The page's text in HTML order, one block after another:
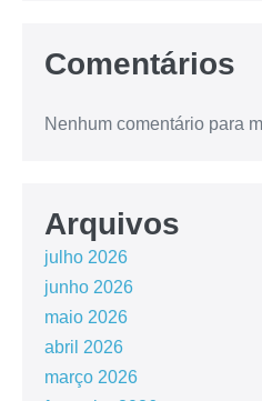
Comentários
Nenhum comentário para
Arquivos
julho 2026
junho 2026
maio 2026
abril 2026
março 2026